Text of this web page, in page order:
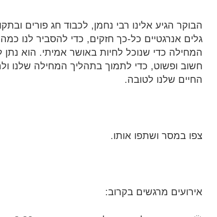
הבוקר הגיע אלינו רבי נחמן, לכבוד חג פורים
גלים אנרגטיים כל-כך חזקים, כדי להסביר לנו
המחילה כדי שנוכל לחיות באושר אמיתי. הוא נתן
חשוב ופשוט, כדי לתמוך בתהליך המחילה שלנו
החיים שלנו לטובה.
צפו במסר ושתפו אותו.
אירועים מרגשים בקרוב: